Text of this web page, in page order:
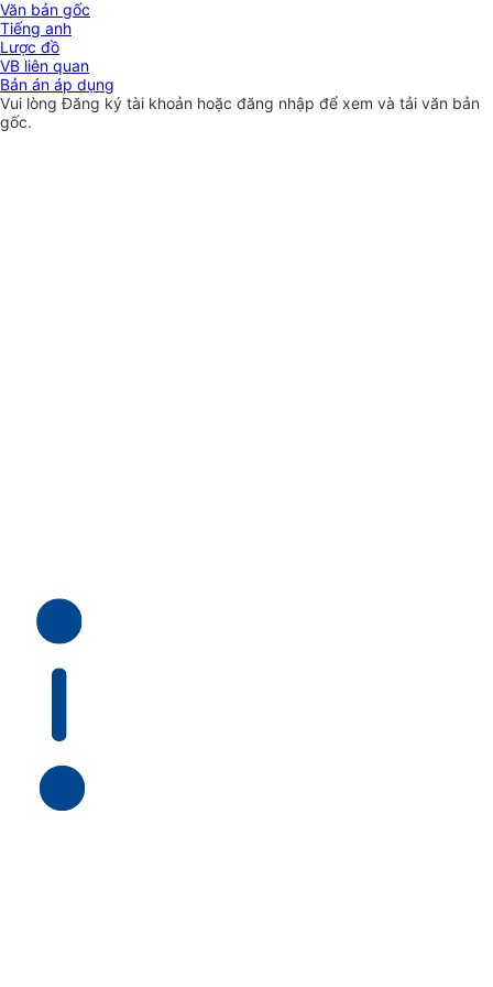
Văn bản gốc
Tiếng anh
Lược đồ
VB liên quan
Bản án áp dụng
Vui lòngĐăng ký tài khoản hoặc đăng nhập để xem và tải văn bản
gốc.